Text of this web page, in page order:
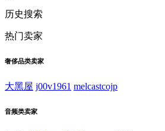
历史搜索
热门卖家
奢侈品类卖家
大黑屋 j00v1961 melcastcojp
音频类卖家